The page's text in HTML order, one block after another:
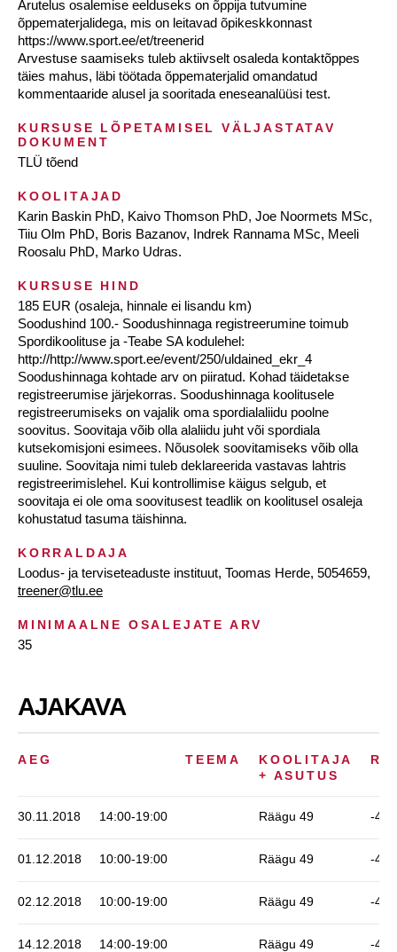
Arutelus osalemise eelduseks on õppija tutvumine
õppematerjalidega, mis on leitavad õpikeskkonnast
https://www.sport.ee/et/treenerid
Arvestuse saamiseks tuleb aktiivselt osaleda kontaktõppes
täies mahus, läbi töötada õppematerjalid omandatud
kommentaaride alusel ja sooritada eneseanalüüsi test.
KURSUSE LÕPETAMISEL VÄLJASTATAV
DOKUMENT
TLÜ tõend
KOOLITAJAD
Karin Baskin PhD, Kaivo Thomson PhD, Joe Noormets MSc,
Tiiu Olm PhD, Boris Bazanov, Indrek Rannama MSc, Meeli
Roosalu PhD, Marko Udras.
KURSUSE HIND
185 EUR (osaleja, hinnale ei lisandu km)
Soodushind 100.- Soodushinnaga registreerumine toimub
Spordikoolituse ja -Teabe SA kodulehel:
http://http://www.sport.ee/event/250/uldained_ekr_4
Soodushinnaga kohtade arv on piiratud. Kohad täidetakse
registreerumise järjekorras. Soodushinnaga koolitusele
registreerumiseks on vajalik oma spordialaliidu poolne
soovitus. Soovitaja võib olla alaliidu juht või spordiala
kutsekomisjoni esimees. Nõusolek soovitamiseks võib olla
suuline. Soovitaja nimi tuleb deklareerida vastavas lahtris
registreerimislehel. Kui kontrollimise käigus selgub, et
soovitaja ei ole oma soovitusest teadlik on koolitusel osaleja
kohustatud tasuma täishinna.
KORRALDAJA
Loodus- ja terviseteaduste instituut, Toomas Herde, 5054659,
treener@tlu.ee
MINIMAALNE OSALEJATE ARV
35
AJAKAVA
AEG TEEMA
KOOLITAJA
+ ASUTUS
30.11.2018 14:00-19:00 Räägu 49 -406
01.12.2018 10:00-19:00 Räägu 49 -406
02.12.2018 10:00-19:00 Räägu 49 -406
14.12.2018 14:00-19:00 Räägu 49 -406